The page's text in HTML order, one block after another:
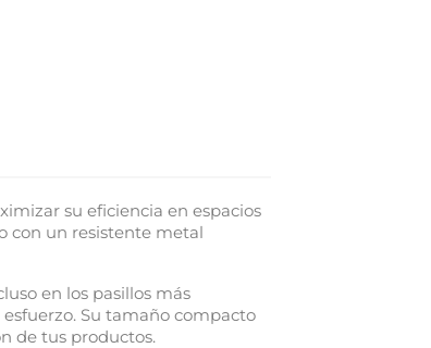
su eficiencia en espacios
con un resistente metal
en los pasillos más
Su tamaño compacto
de tus productos.